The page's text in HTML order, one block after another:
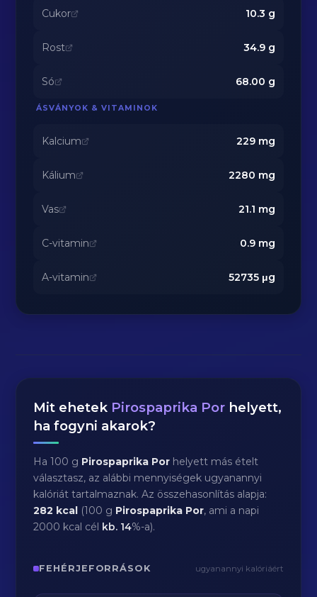
Cukor 10.3 g
Rost 34.9g
Só 68.00 g
ÁSVÁNYOK & VITAMINOK
Kalcium 229mg
Kálium 2280 mg
Vas 21.1 mg
C-vitamin 0.9mg
A-vitamin 52735μg
Mit ehetek Pirospaprika Por helyett,
ha fogyni akarok?
Ha 100 g Pirospaprika Por helyett más ételt
választasz, az alábbi mennyiségek ugyanannyi
kalóriát tartalmaznak. Az összehasonlítás alapja:
282 kcal (100 g Pirospaprika Por, ami a napi
2000 kcal cél kb. 14%-a).
FEHÉRJEFORRÁSOK ugyanannyi kalóriáért